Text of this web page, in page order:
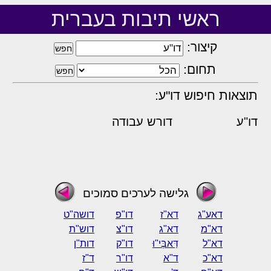
ראשי תיבות בעברית
קיצור:
תחום:
תוצאות חיפוש דו"ע:
דו"ע דורש עבודה
גלישה לערכים סמוכים
דאע"ג דא"ז דו"פ
דושה"ט
דא"מ
דא"ג דו"צ
דוש"ת
דא"ל
דַּאבְּי"וּ דו"ק
דות"ן
דא"כ
ד"א דו"ר
ד"ז